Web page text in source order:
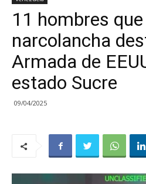
11 hombres
narcolancha
Armada de
estado Sucre
09/04/2025